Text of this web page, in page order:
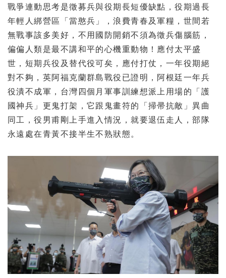
戰爭連動思考是徵募兵與役期長短優缺點，役期過長
年輕人綁營區「當憨兵」，浪費青春及軍糧，世間若
無戰事該多美好， 不用國防開銷不須為徵兵傷腦筋，
偏偏人類是最不講和平的心機重動物！應付太平盛
世， 短期兵役及替代役可矣，應付打仗，一年役期絕
對不夠， 英阿福克蘭群島戰役已證明，阿根廷一年兵
役潰不成軍， 台灣四個月軍事訓練想派上用場的「護
國神兵」更鬼打架， 它跟鬼畫符的「掃帚抗敵」異曲
同工，役男甫剛上手進入情況，就要退伍走人，部隊
永遠處在青黃不接半生不熟狀態。